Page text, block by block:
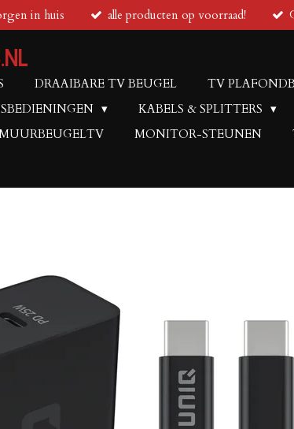
in huis alle producten op voorraad!
DRAAIBARE TV BEUGEL TV
KABELS & SPLITTERS
MONITOR-STEUNEN